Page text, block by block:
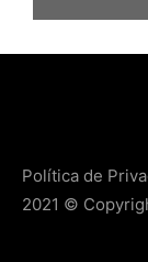
Política de
2021 ©